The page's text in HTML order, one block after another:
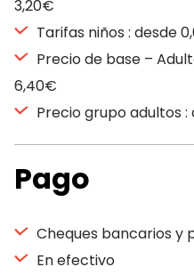
3,20€
Tarifas niños : desde
Precio de base –
6,40€
Precio grupo adultos :
Pago
Cheques bancarios y
En efectivo